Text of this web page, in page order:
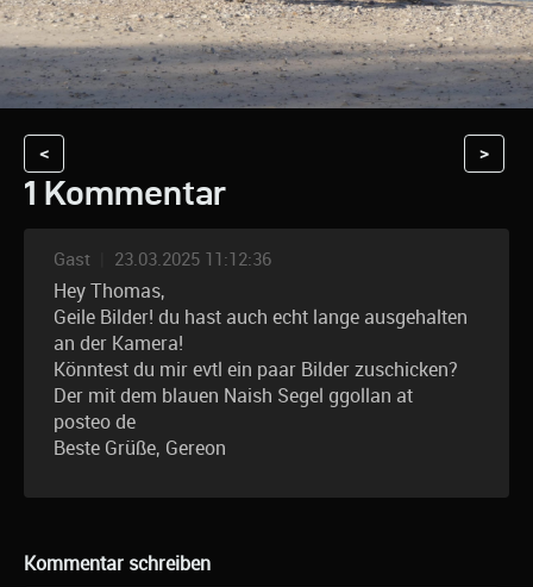
< >
1 Kommentar
Gast 23.03.2025 11:12:36
Hey Thomas,
Geile Bilder! du hast auch echt lange ausgehalten
an der Kamera!
Könntest du mir evtl ein paar Bilder zuschicken?
Der mit dem blauen Naish Segel ggollan at
posteo de
Beste Grüße, Gereon
Kommentar schreiben